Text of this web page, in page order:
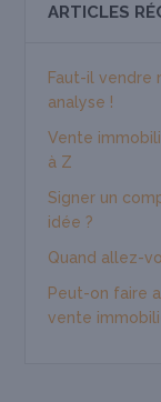
ARTICLES
Faut-il vendre
analyse !
Vente
à Z
Signer un
idée ?
Quand allez-
Peut-on faire
vente